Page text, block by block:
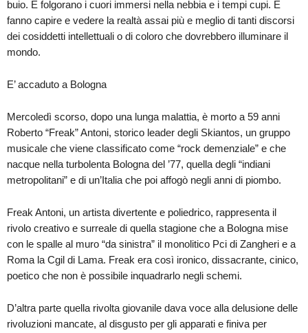
buio. E folgorano i cuori immersi nella nebbia e i tempi cupi. E
fanno capire e vedere la realtà assai più e meglio di tanti discorsi
dei cosiddetti intellettuali o di coloro che dovrebbero illuminare il
mondo.
E’ accaduto a Bologna
Mercoledì scorso, dopo una lunga malattia, è morto a 59 anni
Roberto “Freak” Antoni, storico leader degli Skiantos, un gruppo
musicale che viene classificato come “rock demenziale” e che
nacque nella turbolenta Bologna del ’77, quella degli “indiani
metropolitani” e di un’Italia che poi affogò negli anni di piombo.
Freak Antoni, un artista divertente e poliedrico, rappresenta il
rivolo creativo e surreale di quella stagione che a Bologna mise
con le spalle al muro “da sinistra” il monolitico Pci di Zangheri e a
Roma la Cgil di Lama. Freak era così ironico, dissacrante, cinico,
poetico che non è possibile inquadrarlo negli schemi.
D’altra parte quella rivolta giovanile dava voce alla delusione delle
rivoluzioni mancate, al disgusto per gli apparati e finiva per